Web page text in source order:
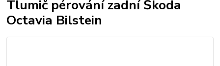
Tlumič pérování zadní Škoda
Octavia Bilstein